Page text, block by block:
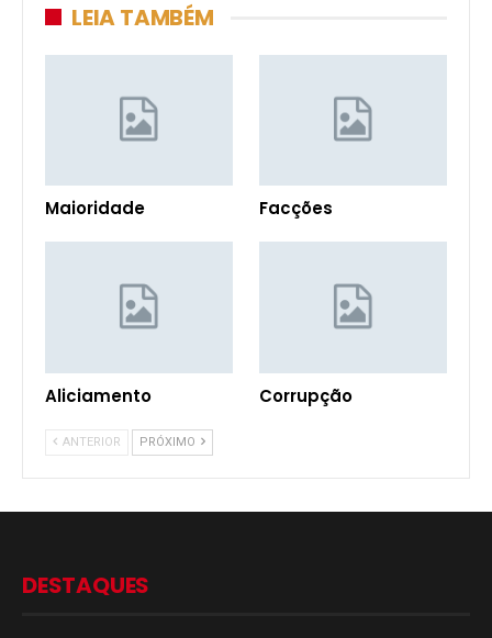
LEIA TAMBÉM
Maioridade Facções
Aliciamento Corrupção
ANTERIOR PRÓXIMO
DESTAQUES